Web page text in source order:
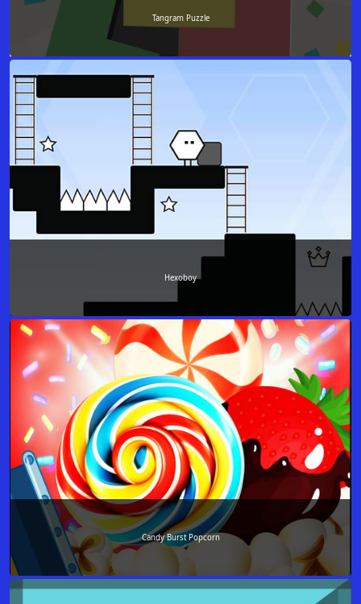
Tangram Puzzle
Hexoboy
Candy Burst Popcorn